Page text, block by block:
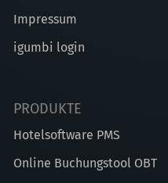
Impressum
igumbi login
PRODUKTE
Hotelsoftware PMS
Online Buchungstool OBT